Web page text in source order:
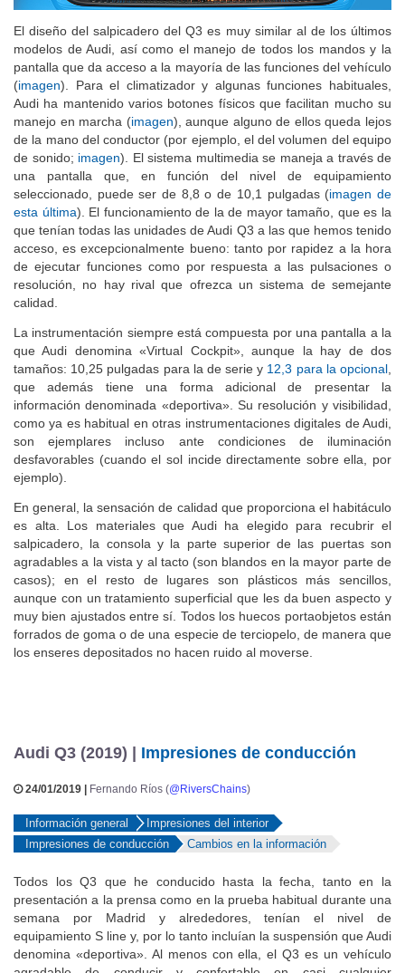
El diseño del salpicadero del Q3 es muy similar al de los últimos
modelos de Audi, así como el manejo de todos los mandos y la
pantalla que da acceso a la mayoría de las funciones del vehículo
(imagen). Para el climatizador y algunas funciones habituales,
Audi ha mantenido varios botones físicos que facilitan mucho su
manejo en marcha (imagen), aunque alguno de ellos queda lejos
de la mano del conductor (por ejemplo, el del volumen del equipo
de sonido; imagen). El sistema multimedia se maneja a través de
una pantalla que, en función del nivel de equipamiento
seleccionado, puede ser de 8,8 o de 10,1 pulgadas (imagen de
esta última). El funcionamiento de la de mayor tamaño, que es la
que tenían todas las unidades de Audi Q3 a las que hemos tenido
acceso, es excepcionalmente bueno: tanto por rapidez a la hora
de ejecutar funciones como por respuesta a las pulsaciones o
resolución, no hay rival que ofrezca un sistema de semejante
calidad.
La instrumentación siempre está compuesta por una pantalla a la
que Audi denomina «Virtual Cockpit», aunque la hay de dos
tamaños: 10,25 pulgadas para la de serie y 12,3 para la opcional,
que además tiene una forma adicional de presentar la
información denominada «deportiva». Su resolución y visibilidad,
como ya es habitual en otras instrumentaciones digitales de Audi,
son ejemplares incluso ante condiciones de iluminación
desfavorables (cuando el sol incide directamente sobre ella, por
ejemplo).
En general, la sensación de calidad que proporciona el habitáculo
es alta. Los materiales que Audi ha elegido para recubrir el
salpicadero, la consola y la parte superior de las puertas son
agradables a la vista y al tacto (son blandos en la mayor parte de
casos); en el resto de lugares son plásticos más sencillos,
aunque con un tratamiento superficial que les da buen aspecto y
muy bien ajustados entre sí. Todos los huecos portaobjetos están
forrados de goma o de una especie de terciopelo, de manera que
los enseres depositados no hacen ruido al moverse.
Audi Q3 (2019) | Impresiones de conducción
24/01/2019 | Fernando Ríos (@RiversChains)
Información general
Impresiones del interior
Impresiones de conducción
Cambios en la información
Todos los Q3 que he conducido hasta la fecha, tanto en la
presentación a la prensa como en la prueba habitual durante una
semana por Madrid y alrededores, tenían el nivel de
equipamiento S line y, por lo tanto incluían la suspensión que Audi
denomina «deportiva». Al menos con ella, el Q3 es un vehículo